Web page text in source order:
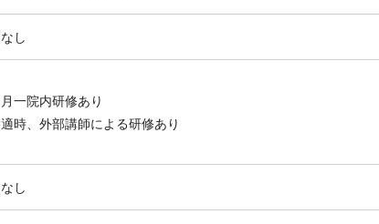
なし
月一院内研修あり
適時、外部講師による研修あり
なし